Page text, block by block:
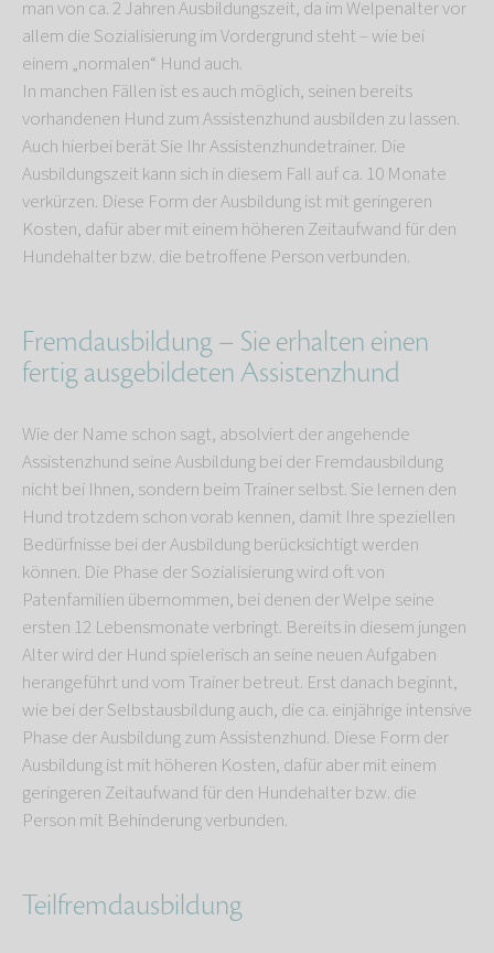
man von ca. 2 Jahren Ausbildungszeit, da im Welpenalter vor
allem die Sozialisierung im Vordergrund steht – wie bei
einem „normalen“ Hund auch.
In manchen Fällen ist es auch möglich, seinen bereits
vorhandenen Hund zum Assistenzhund ausbilden zu lassen.
Auch hierbei berät Sie Ihr Assistenzhundetrainer. Die
Ausbildungszeit kann sich in diesem Fall auf ca. 10 Monate
verkürzen. Diese Form der Ausbildung ist mit geringeren
Kosten, dafür aber mit einem höheren Zeitaufwand für den
Hundehalter bzw. die betroffene Person verbunden.
Fremdausbildung – Sie erhalten einen
fertig ausgebildeten Assistenzhund
Wie der Name schon sagt, absolviert der angehende
Assistenzhund seine Ausbildung bei der Fremdausbildung
nicht bei Ihnen, sondern beim Trainer selbst. Sie lernen den
Hund trotzdem schon vorab kennen, damit Ihre speziellen
Bedürfnisse bei der Ausbildung berücksichtigt werden
können. Die Phase der Sozialisierung wird oft von
Patenfamilien übernommen, bei denen der Welpe seine
ersten 12 Lebensmonate verbringt. Bereits in diesem jungen
Alter wird der Hund spielerisch an seine neuen Aufgaben
herangeführt und vom Trainer betreut. Erst danach beginnt,
wie bei der Selbstausbildung auch, die ca. einjährige intensive
Phase der Ausbildung zum Assistenzhund. Diese Form der
Ausbildung ist mit höheren Kosten, dafür aber mit einem
geringeren Zeitaufwand für den Hundehalter bzw. die
Person mit Behinderung verbunden.
Teilfremdausbildung